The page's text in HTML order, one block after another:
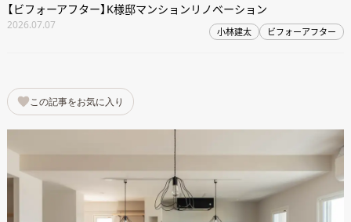
【ビフォーアフター】K様邸マンションリノベーション
2026.07.07
小林建太 ビフォーアフター
この記事をお気に入り